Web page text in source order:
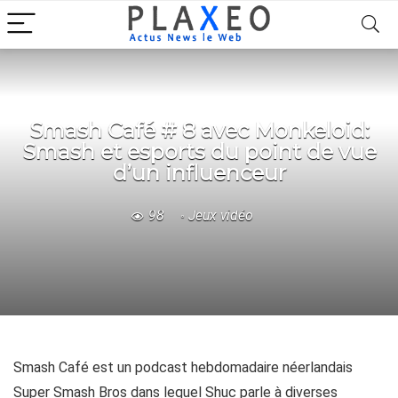
Smash Café # 8 avec Monkeloid:
Smash et esports du point de vue
d’un influenceur
98 Jeux vidéo
Smash Café est un podcast hebdomadaire néerlandais
Super Smash Bros dans lequel Shuc parle à diverses